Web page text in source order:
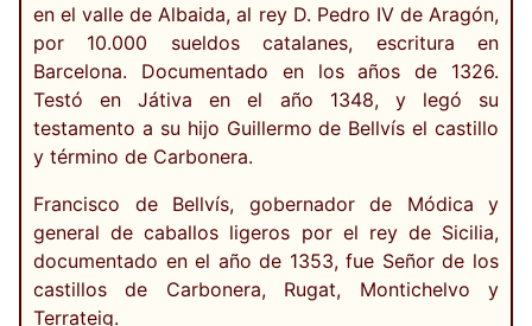
en el valle de Albaida, al rey D. Pedro IV de Aragón,
por 10.000 sueldos catalanes, escritura en
Barcelona. Documentado en los años de 1326.
Testó en Játiva en el año 1348, y legó su
testamento a su hijo Guillermo de Bellvís el castillo
y término de Carbonera.
Francisco de Bellvís, gobernador de Módica y
general de caballos ligeros por el rey de Sicilia,
documentado en el año de 1353, fue Señor de los
castillos de Carbonera, Rugat, Montichelvo y
Terrateig.